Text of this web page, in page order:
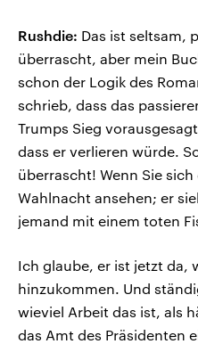
Rushdie: Das ist seltsam,
überrascht, aber mein
schon der Logik des
schrieb, dass das
Trumps Sieg
dass er verlieren würde.
überrascht! Wenn Sie
Wahlnacht ansehen; er
jemand mit einem toten
Ich glaube, er ist jetzt da,
hinzukommen. Und
wieviel Arbeit das ist, als
das Amt des Präsidenten